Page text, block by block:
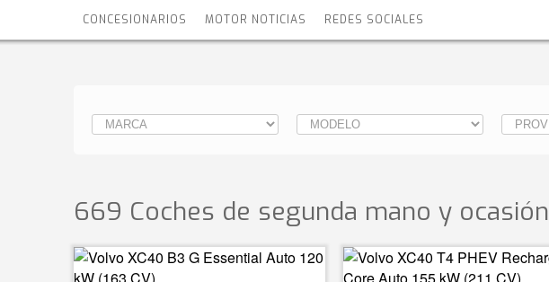
CONCESIONARIOS MOTOR NOTICIAS REDES SOCIALES
669 Coches de segunda mano y ocasión